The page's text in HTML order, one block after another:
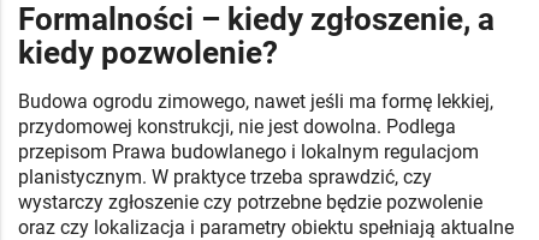
Formalności – kiedy zgłoszenie, a
kiedy pozwolenie?
Budowa ogrodu zimowego, nawet jeśli ma formę lekkiej,
przydomowej konstrukcji, nie jest dowolna. Podlega
przepisom Prawa budowlanego i lokalnym regulacjom
planistycznym. W praktyce trzeba sprawdzić, czy
wystarczy zgłoszenie czy potrzebne będzie pozwolenie
oraz czy lokalizacja i parametry obiektu spełniają aktualne